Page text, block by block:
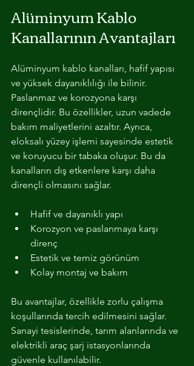
Alüminyum Kablo
Kanallarının Avantajları
Alüminyum kablo kanalları, hafif yapısı
ve yüksek dayanıklılığı ile bilinir.
Paslanmaz ve korozyona karşı
dirençlidir. Bu özellikler, uzun vadede
bakım maliyetlerini azaltır. Ayrıca,
eloksalı yüzey işlemi sayesinde estetik
ve koruyucu bir tabaka oluşur. Bu da
kanalların dış etkenlere karşı daha
dirençli olmasını sağlar.
Hafif ve dayanıklı yapı
Korozyon ve paslanmaya karşı
direnç
Estetik ve temiz görünüm
Kolay montaj ve bakım
Bu avantajlar, özellikle zorlu çalışma
koşullarında tercih edilmesini sağlar.
Sanayi tesislerinde, tarım alanlarında ve
elektrikli araç şarj istasyonlarında
güvenle kullanılabilir.